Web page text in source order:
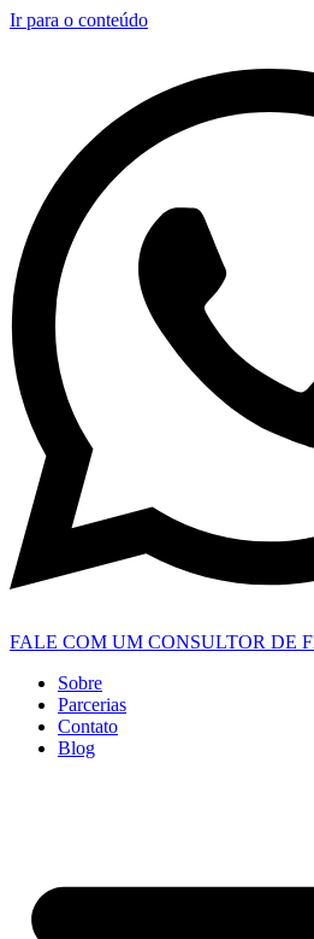
Ir para o conteúdo
FALE COM UM CONSULTOR DE
Sobre
Parcerias
Contato
Blog